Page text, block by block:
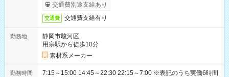
交通費別途支給あり
交通費 交通費支給有り
勤務地
静岡市駿河区
用宗駅から徒歩10分
素材系メーカー
勤務時間
7:15～15:00 14:45～22:30 22:15～7:00 ※表記のうち実働6時間